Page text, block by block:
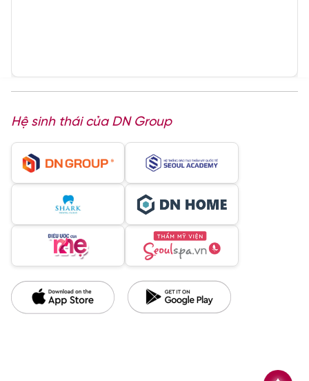
Hệ sinh thái của DN Group